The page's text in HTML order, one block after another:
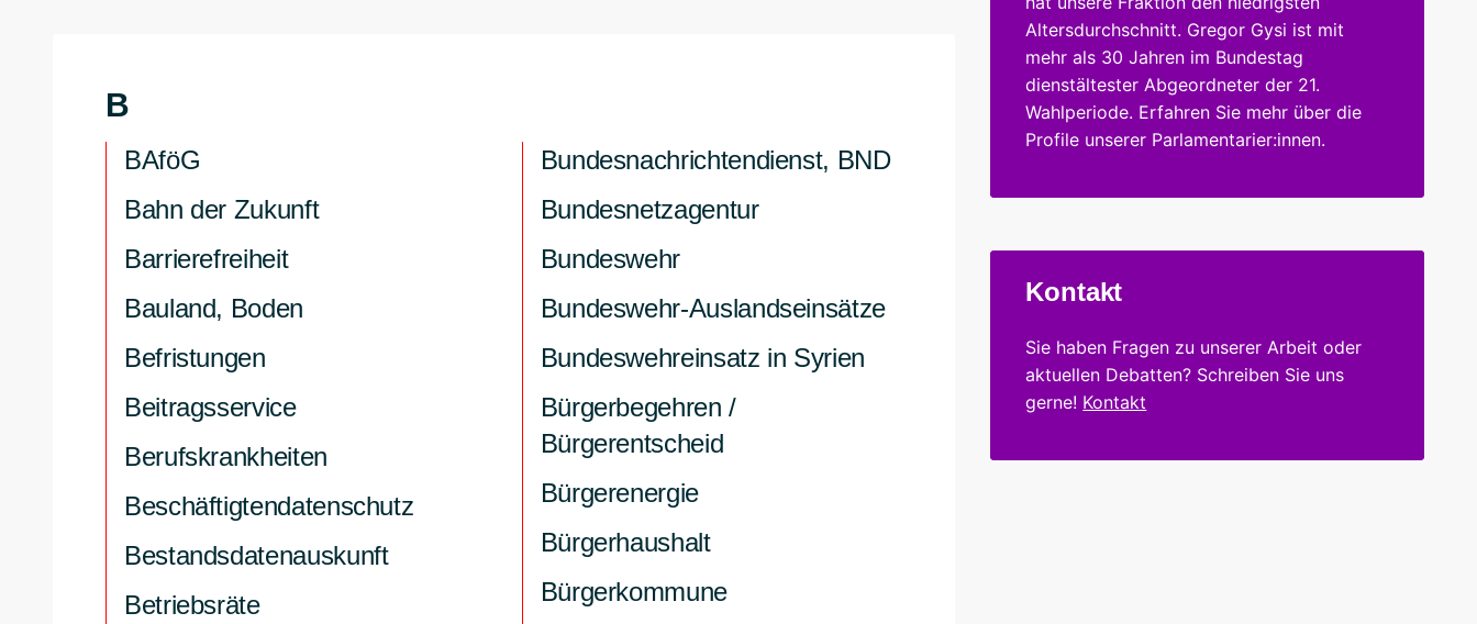
B
BAföG
Bahn der Zukunft
Barrierefreiheit
Bauland, Boden
Befristungen
Beitragsservice
Berufskrankheiten
Beschäftigtendatenschutz
Bestandsdatenauskunft
Betriebsräte
Bundesnachrichtendienst, BND
Bundesnetzagentur
Bundeswehr
Bundeswehr-Auslandseinsätze
Bundeswehreinsatz in Syrien
Bürgerbegehren /
Bürgerentscheid
Bürgerenergie
Bürgerhaushalt
Bürgerkommune
Altersdurchschnitt. Gregor Gysi ist mit
mehr als 30 Jahren im Bundestag
dienstältester Abgeordneter der 21.
Wahlperiode. Erfahren Sie mehr über die
Profile unserer Parlamentarier:innen.
Kontakt
Sie haben Fragen zu unserer Arbeit oder
aktuellen Debatten? Schreiben Sie uns
gerne! Kontakt